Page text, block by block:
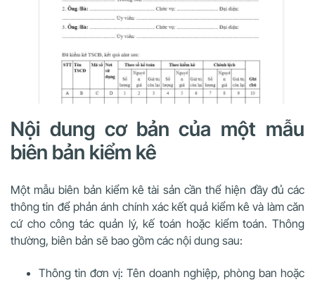
Nội dung cơ bản của một mẫu
biên bản kiểm kê
Một mẫu biên bản kiểm kê tài sản cần thể hiện đầy đủ các
thông tin để phản ánh chính xác kết quả kiểm kê và làm căn
cứ cho công tác quản lý, kế toán hoặc kiểm toán. Thông
thường, biên bản sẽ bao gồm các nội dung sau:
Thông tin đơn vị: Tên doanh nghiệp, phòng ban hoặc